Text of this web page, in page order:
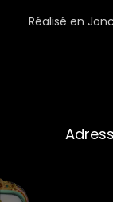
Réalisé en